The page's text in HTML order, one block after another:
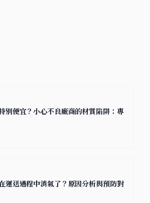
別便宜？小心不良廠商的材質陷阱：專
運送過程中消氣了？原因分析與預防對